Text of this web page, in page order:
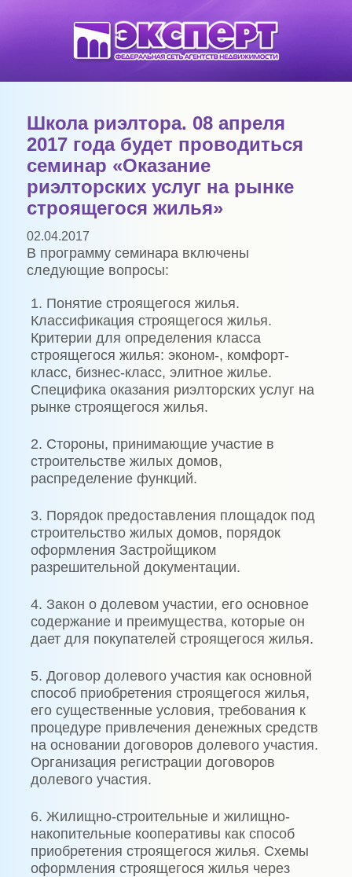
Школа риэлтора. 08 апреля
2017 года будет проводиться
семинар «Оказание
риэлторских услуг на рынке
строящегося жилья»
02.04.2017
В программу семинара включены
следующие вопросы:
1. Понятие строящегося жилья.
Классификация строящегося жилья.
Критерии для определения класса
строящегося жилья: эконом-, комфорт-
класс, бизнес-класс, элитное жилье.
Специфика оказания риэлторских услуг на
рынке строящегося жилья.
2. Стороны, принимающие участие в
строительстве жилых домов,
распределение функций.
3. Порядок предоставления площадок под
строительство жилых домов, порядок
оформления Застройщиком
разрешительной документации.
4. Закон о долевом участии, его основное
содержание и преимущества, которые он
дает для покупателей строящегося жилья.
5. Договор долевого участия как основной
способ приобретения строящегося жилья,
его существенные условия, требования к
процедуре привлечения денежных средств
на основании договоров долевого участия.
Организация регистрации договоров
долевого участия.
6. Жилищно-строительные и жилищно-
накопительные кооперативы как способ
приобретения строящегося жилья. Схемы
оформления строящегося жилья через